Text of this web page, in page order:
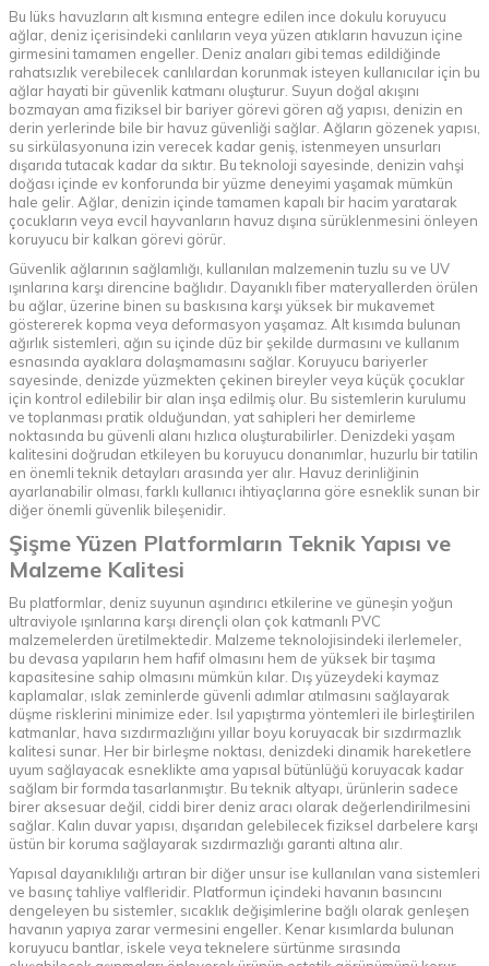
Bu lüks havuzların alt kısmına entegre edilen ince dokulu koruyucu
ağlar, deniz içerisindeki canlıların veya yüzen atıkların havuzun içine
girmesini tamamen engeller. Deniz anaları gibi temas edildiğinde
rahatsızlık verebilecek canlılardan korunmak isteyen kullanıcılar için bu
ağlar hayati bir güvenlik katmanı oluşturur. Suyun doğal akışını
bozmayan ama fiziksel bir bariyer görevi gören ağ yapısı, denizin en
derin yerlerinde bile bir havuz güvenliği sağlar. Ağların gözenek yapısı,
su sirkülasyonuna izin verecek kadar geniş, istenmeyen unsurları
dışarıda tutacak kadar da sıktır. Bu teknoloji sayesinde, denizin vahşi
doğası içinde ev konforunda bir yüzme deneyimi yaşamak mümkün
hale gelir. Ağlar, denizin içinde tamamen kapalı bir hacim yaratarak
çocukların veya evcil hayvanların havuz dışına sürüklenmesini önleyen
koruyucu bir kalkan görevi görür.
Güvenlik ağlarının sağlamlığı, kullanılan malzemenin tuzlu su ve UV
ışınlarına karşı direncine bağlıdır. Dayanıklı fiber materyallerden örülen
bu ağlar, üzerine binen su baskısına karşı yüksek bir mukavemet
göstererek kopma veya deformasyon yaşamaz. Alt kısımda bulunan
ağırlık sistemleri, ağın su içinde düz bir şekilde durmasını ve kullanım
esnasında ayaklara dolaşmamasını sağlar. Koruyucu bariyerler
sayesinde, denizde yüzmekten çekinen bireyler veya küçük çocuklar
için kontrol edilebilir bir alan inşa edilmiş olur. Bu sistemlerin kurulumu
ve toplanması pratik olduğundan, yat sahipleri her demirleme
noktasında bu güvenli alanı hızlıca oluşturabilirler. Denizdeki yaşam
kalitesini doğrudan etkileyen bu koruyucu donanımlar, huzurlu bir tatilin
en önemli teknik detayları arasında yer alır. Havuz derinliğinin
ayarlanabilir olması, farklı kullanıcı ihtiyaçlarına göre esneklik sunan bir
diğer önemli güvenlik bileşenidir.
Şişme Yüzen Platformların Teknik Yapısı ve
Malzeme Kalitesi
Bu platformlar, deniz suyunun aşındırıcı etkilerine ve güneşin yoğun
ultraviyole ışınlarına karşı dirençli olan çok katmanlı PVC
malzemelerden üretilmektedir. Malzeme teknolojisindeki ilerlemeler,
bu devasa yapıların hem hafif olmasını hem de yüksek bir taşıma
kapasitesine sahip olmasını mümkün kılar. Dış yüzeydeki kaymaz
kaplamalar, ıslak zeminlerde güvenli adımlar atılmasını sağlayarak
düşme risklerini minimize eder. Isıl yapıştırma yöntemleri ile birleştirilen
katmanlar, hava sızdırmazlığını yıllar boyu koruyacak bir sızdırmazlık
kalitesi sunar. Her bir birleşme noktası, denizdeki dinamik hareketlere
uyum sağlayacak esneklikte ama yapısal bütünlüğü koruyacak kadar
sağlam bir formda tasarlanmıştır. Bu teknik altyapı, ürünlerin sadece
birer aksesuar değil, ciddi birer deniz aracı olarak değerlendirilmesini
sağlar. Kalın duvar yapısı, dışarıdan gelebilecek fiziksel darbelere karşı
üstün bir koruma sağlayarak sızdırmazlığı garanti altına alır.
Yapısal dayanıklılığı artıran bir diğer unsur ise kullanılan vana sistemleri
ve basınç tahliye valfleridir. Platformun içindeki havanın basıncını
dengeleyen bu sistemler, sıcaklık değişimlerine bağlı olarak genleşen
havanın yapıya zarar vermesini engeller. Kenar kısımlarda bulunan
koruyucu bantlar, iskele veya teknelere sürtünme sırasında